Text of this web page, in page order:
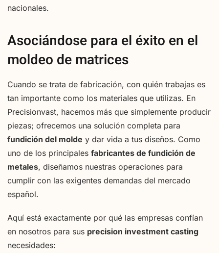
nacionales.
Asociándose para el éxito en el
moldeo de matrices
Cuando se trata de fabricación, con quién trabajas es
tan importante como los materiales que utilizas. En
Precisionvast, hacemos más que simplemente producir
piezas; ofrecemos una solución completa para
fundición del molde y dar vida a tus diseños. Como
uno de los principales fabricantes de fundición de
metales, diseñamos nuestras operaciones para
cumplir con las exigentes demandas del mercado
español.
Aquí está exactamente por qué las empresas confían
en nosotros para sus precision investment casting
necesidades: